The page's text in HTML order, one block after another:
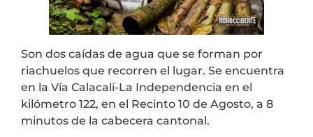
Son dos caídas de agua que se forman por
riachuelos que recorren el lugar. Se encuentra
en la Vía Calacalí-La Independencia en el
kilómetro 122, en el Recinto 10 de Agosto, a 8
minutos de la cabecera cantonal.